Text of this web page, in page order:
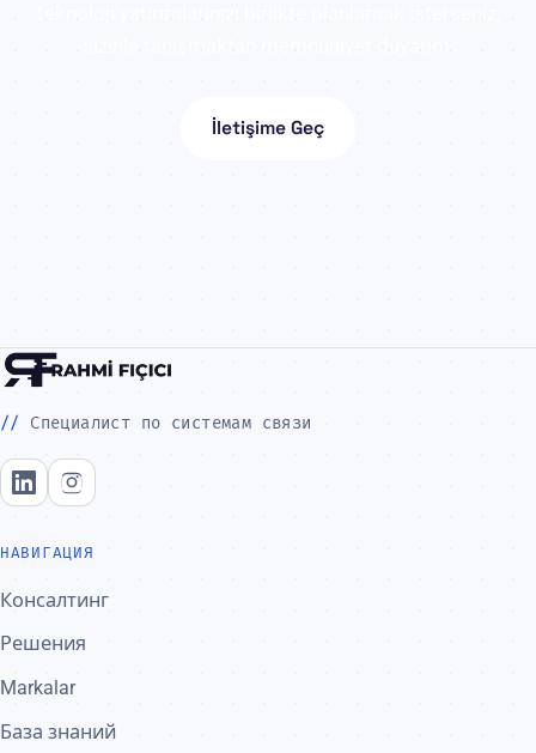
İletişime Geç
Специалист по системам связи
LinkedInInstagram
НАВИГАЦИЯ
Консалтинг
Решения
Markalar
База знаний